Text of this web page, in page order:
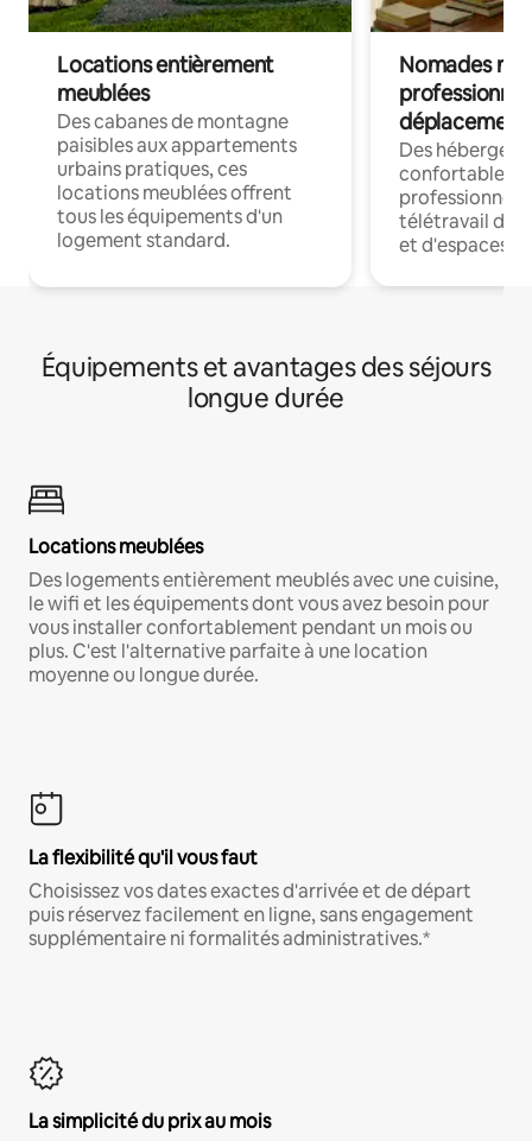
Locations entièrement
meublées
Des cabanes de montagne
paisibles aux appartements
urbains pratiques, ces
locations meublées offrent
tous les équipements d'un
logement standard.
Nomades
déplacement
Des
confortables
professionnels
télétravail
et d'espaces
Équipements et avantages des séjours
longue durée
Locations meublées
Des logements entièrement meublés avec une cuisine,
le wifi et les équipements dont vous avez besoin pour
vous installer confortablement pendant un mois ou
plus. C'est l'alternative parfaite à une location
moyenne ou longue durée.
La flexibilité qu'il vous faut
Choisissez vos dates exactes d'arrivée et de départ
puis réservez facilement en ligne, sans engagement
supplémentaire ni formalités administratives.*
La simplicité du prix au mois